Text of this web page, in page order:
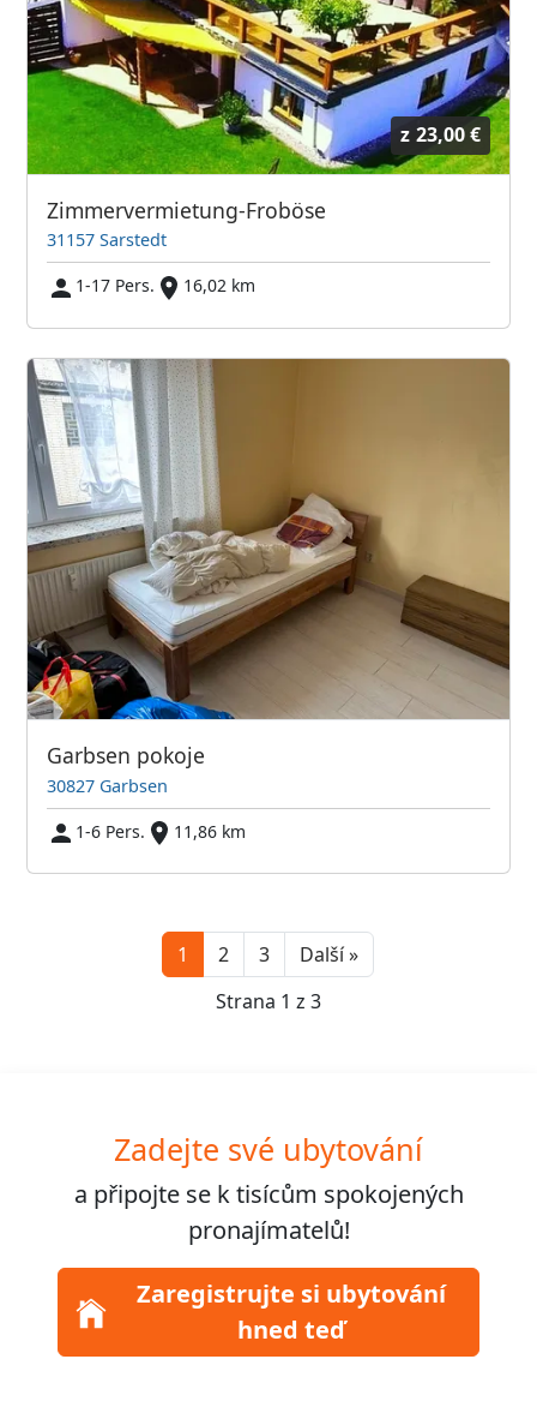
z 23,00 €
Zimmervermietung-Froböse
31157 Sarstedt
1-17 Pers.
16,02 km
Garbsen pokoje
30827 Garbsen
1-6 Pers.
11,86 km
1 2 3 Další »Next
Strana 1 z 3
Zadejte své ubytování
a připojte se ktisícům spokojených
pronajímatelů!
Zaregistrujte si ubytování
hned teď